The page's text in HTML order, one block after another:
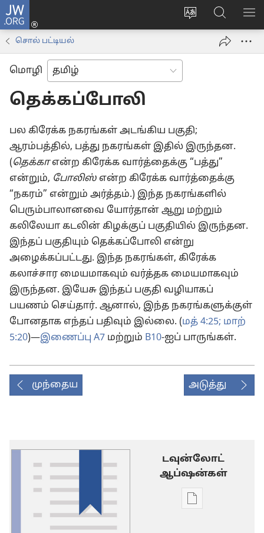
JW.ORG
மொழியை
மாற்றவும்
உள்நுழைக
window)
JW.ORG-
ல்
தேடவும்
சொல் பட்டியல்
மொழி
தெக்கப்போலி
பல கிரேக்க நகரங்கள் அடங்கிய பகுதி;
ஆரம்பத்தில், பத்து நகரங்கள் இதில் இருந்தன.
(தெக்காஎன்ற கிரேக்க வார்த்தைக்கு “பத்து”
என்றும், போலிஸ் என்ற கிரேக்க வார்த்தைக்கு
“நகரம்” என்றும் அர்த்தம்.) இந்த நகரங்களில்
பெரும்பாலானவை யோர்தான் ஆறு மற்றும்
கலிலேயா கடலின் கிழக்குப் பகுதியில் இருந்தன.
இந்தப் பகுதியும் தெக்கப்போலி என்று
அழைக்கப்பட்டது. இந்த நகரங்கள், கிரேக்க
கலாச்சார மையமாகவும் வர்த்தக மையமாகவும்
இருந்தன. இயேசு இந்தப் பகுதி வழியாகப்
பயணம் செய்தார். ஆனால், இந்த நகரங்களுக்குள்
போனதாக எந்தப் பதிவும் இல்லை. (மத் 4:25; மாற்
5:20)—இணைப்பு A7 மற்றும் B10-ஐப் பாருங்கள்.
முந்தைய அடுத்து
டவுன்லோட்
ஆப்ஷன்கள்
டிஜிட்டல்